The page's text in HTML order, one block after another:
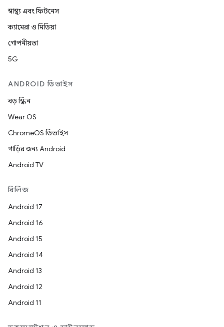
স্বাস্থ্য এবং ফিটনেস
ক্যামেরা ও মিডিয়া
গোপনীয়তা
5G
ANDROID ডিভাইস
বড় স্ক্রিন
Wear OS
ChromeOS ডিভাইস
গাড়ির জন্য Android
Android TV
রিলিজ
Android 17
Android 16
Android 15
Android 14
Android 13
Android 12
Android 11